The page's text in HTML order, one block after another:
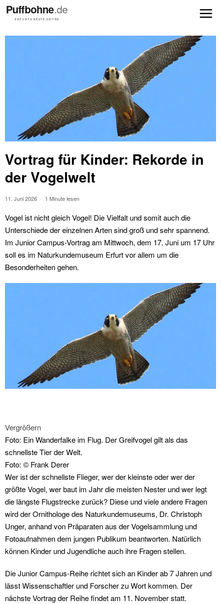
Vortrag für Kinder: Rekorde in
der Vogelwelt
11. Juni 2026 1 Minute lesen
Vogel ist nicht gleich Vogel! Die Vielfalt und somit auch die
Unterschiede der einzelnen Arten sind groß und sehr spannend.
Im Junior Campus-Vortrag am Mittwoch, dem 17. Juni um 17 Uhr
soll es im Naturkundemuseum Erfurt vor allem um die
Besonderheiten gehen.
Vergrößern
Foto: Ein Wanderfalke im Flug. Der Greifvogel gilt als das
schnellste Tier der Welt.
Foto: © Frank Derer
Wer ist der schnellste Flieger, wer der kleinste oder wer der
größte Vogel, wer baut im Jahr die meisten Nester und wer legt
die längste Flugstrecke zurück? Diese und viele andere Fragen
wird der Ornithologe des Naturkundemuseums, Dr. Christoph
Unger, anhand von Präparaten aus der Vogelsammlung und
Fotoaufnahmen dem jungen Publikum beantworten. Natürlich
können Kinder und Jugendliche auch ihre Fragen stellen.
Die Junior Campus-Reihe richtet sich an Kinder ab 7 Jahren und
lässt Wissenschaftler und Forscher zu Wort kommen. Der
nächste Vortrag der Reihe findet am 11. November statt.